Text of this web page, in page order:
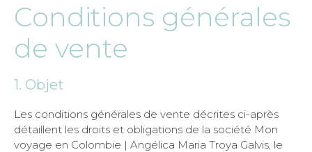
Conditions générales
de vente
1. Objet
Les conditions générales de vente décrites ci-après
détaillent les droits et obligations de la société Mon
voyage en Colombie | Angélica Maria Troya Galvis, le